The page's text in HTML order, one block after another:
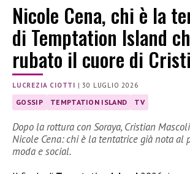
Nicole Cena, chi è la
di Temptation Island
rubato il cuore di
LUCREZIA CIOTTI |30 LUGLIO 2026
GOSSIP TEMPTATION ISLAND TV
Dopo la rottura con Soraya, Cristian
Nicole Cena: chi è la tentatrice già nota al
moda e social.